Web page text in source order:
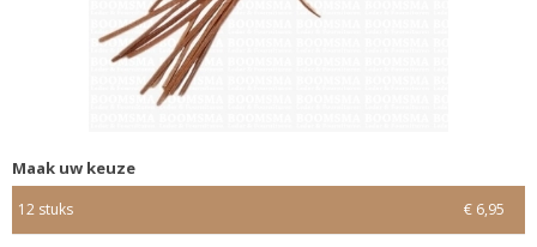
Maak uw keuze
12 stuks € 6,95